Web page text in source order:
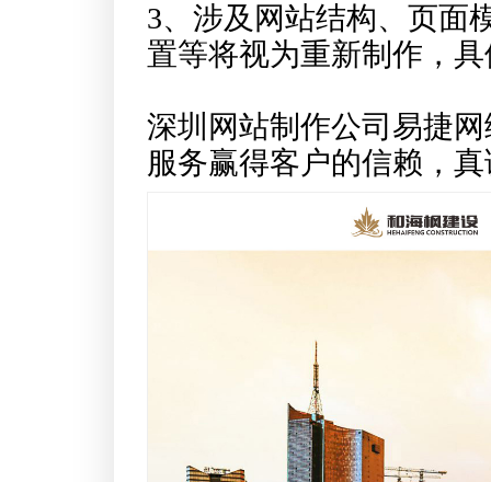
3、涉及网站结构、页面
置等将视为重新制作，
深圳网站制作公司易捷
服务赢得客户的信赖，